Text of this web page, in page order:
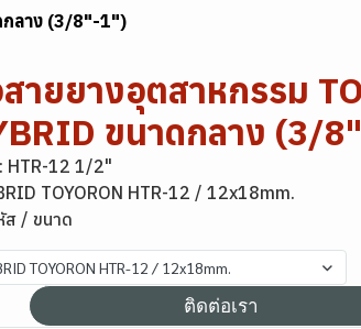
กลาง (3/8"-1")
ายยางอุตสาหกรรม
ขนาดกลาง (3/
HTR-12 1/2"
TOYORON HTR-12 / 12x18mm.
ส / ขนาด
TOYORON HTR-12 / 12x18mm.
ติดต่อเรา